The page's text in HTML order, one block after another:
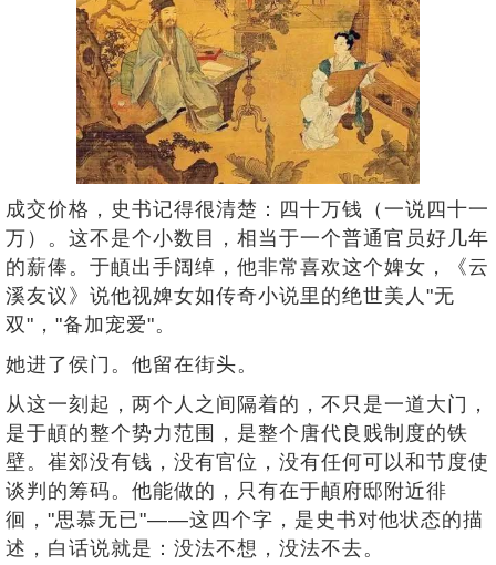
成交价格，史书记得很清楚：四十万钱（一说四十一
万）。这不是个小数目，相当于一个普通官员好几年
的薪俸。于頔出手阔绰，他非常喜欢这个婢女，《云
溪友议》说他视婢女如传奇小说里的绝世美人"无
双"，"备加宠爱"。
她进了侯门。他留在街头。
从这一刻起，两个人之间隔着的，不只是一道大门，
是于頔的整个势力范围，是整个唐代良贱制度的铁
壁。崔郊没有钱，没有官位，没有任何可以和节度使
谈判的筹码。他能做的，只有在于頔府邸附近徘
徊，"思慕无已"——这四个字，是史书对他状态的描
述，白话说就是：没法不想，没法不去。